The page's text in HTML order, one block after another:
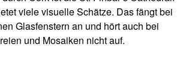
viele visuelle Schätze. Das fängt bei
Glasfenstern an und hört auch bei
und Mosaiken nicht auf.